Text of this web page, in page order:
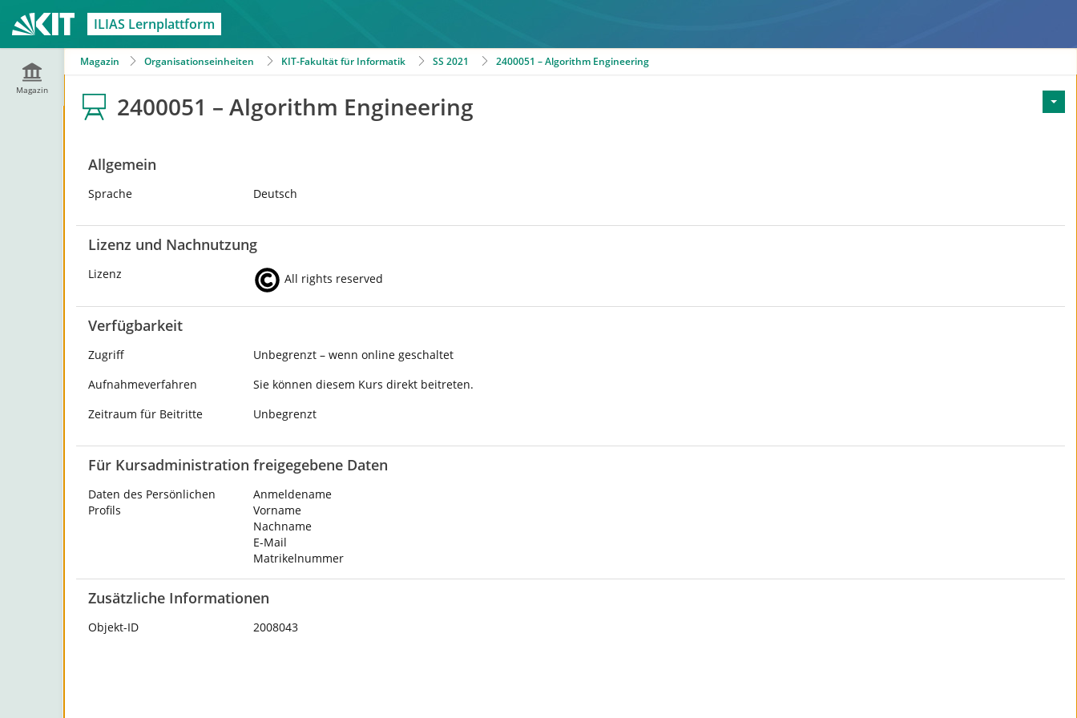
ILIAS Lernplattform
Magazin
2400051 – Algorithm Engineering
SS 2021
KIT-Fakultät für Informatik
Organisationseinheiten
Magazin
2400051 – Algorithm Engineering
Allgemein
Sprache Deutsch
Lizenz und Nachnutzung
Lizenz All rights reserved
Verfügbarkeit
Zugriff
Unbegrenzt – wenn online geschaltet
Aufnahmeverfahren
Sie können diesem Kurs direkt beitreten.
Zeitraum für Beitritte
Unbegrenzt
Für Kursadministration freigegebene Daten
Daten des Persönlichen
Profils
Anmeldename
Vorname
Nachname
E-Mail
Matrikelnummer
Zusätzliche Informationen
Objekt-ID 2008043